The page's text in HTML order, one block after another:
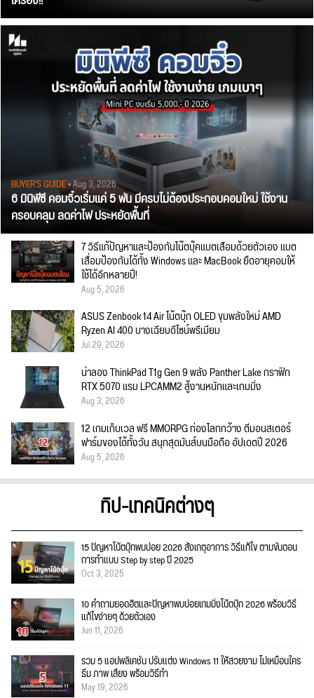
BUYER'S GUIDE• Aug 3, 2026
6 มินิพีซี คอมจิ๋วเริ่มแค่ 5 พัน มีครบไม่ต้องประกอบคอมใหม่ ใช้งาน
ครอบคลุม ลดค่าไฟ ประหยัดพื้นที่
7 วิธีแก้ปัญหาและป้องกันโน๊ตบุ๊คแบตเสื่อมด้วยตัวเอง แบต
เสื่อมป้องกันได้ทั้ง Windows และ MacBook ยืดอายุคอมให้
ใช้ได้อีกหลายปี!
Aug 5, 2026
ASUS Zenbook 14 Air โน้ตบุ๊ก OLED ขุมพลังใหม่ AMD
Ryzen AI 400 บางเฉียบดีไซน์พรีเมียม
Jul 29, 2026
น่าลอง ThinkPad T1g Gen 9 พลัง Panther Lake กราฟิก
RTX 5070 แรม LPCAMM2 สู้งานหนักและเกมมิ่ง
Aug 3, 2026
12 เกมเก็บเวล ฟรี MMORPG ท่องโลกกว้าง ตีมอนสเตอร์
ฟาร์มของได้ทั้งวัน สนุกสุดมันส์บนมือถือ อัปเดตปี 2026
Aug 5, 2026
ทิป-เทคนิคต่างๆ
15 ปัญหาโน้ตบุ๊กพบบ่อย 2026 สังเกตุอาการ วิธีแก้ไข ตามขั้นตอน
การทำแบบ Step by step ปี 2025
Oct 3, 2025
10 คำถามยอดฮิตและปัญหาพบบ่อยเกมมิ่งโน้ตบุ๊ก 2026 พร้อมวิธี
แก้ไขง่ายๆ ด้วยตัวเอง
Jun 11, 2026
รวม 5 แอปพลิเคชัน ปรับแต่ง Windows 11 ให้สวยงาม ไม่เหมือนใคร
ธีม ภาพ เสียง พร้อมวิธีทำ
May 19, 2026